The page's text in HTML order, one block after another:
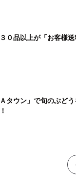
０品以上が「お客様
タウン」で旬のぶど